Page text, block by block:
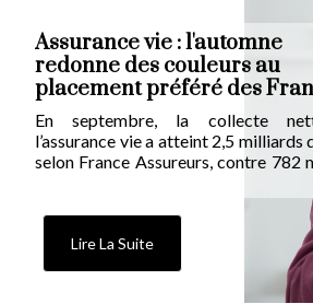
Assurance vie : l'automne
redonne des couleurs au
placement préféré des
En septembre, la collecte
l’assurance vie a atteint 2,5 milliards
selon France Assureurs, contre 782
d’euros en août et 1,9 milliard
Lire La Suite